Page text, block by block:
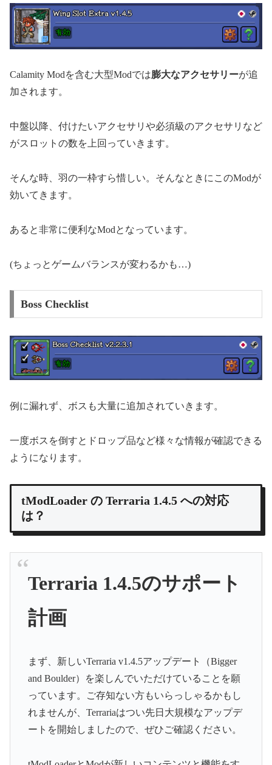
Calamity Modを含む大型Modでは膨大なアクセサリーが追
加されます。
中盤以降、付けたいアクセサリや必須級のアクセサリなど
がスロットの数を上回っていきます。
そんな時、羽の一枠すら惜しい。そんなときにこのModが
効いてきます。
あると非常に便利なModとなっています。
(ちょっとゲームバランスが変わるかも…)
Boss Checklist
例に漏れず、ボスも大量に追加されていきます。
一度ボスを倒すとドロップ品など様々な情報が確認できる
ようになります。
tModLoader の Terraria 1.4.5 への対応
は？
Terraria 1.4.5のサポート
計画
まず、新しいTerraria v1.4.5アップデート（Bigger
and Boulder）を楽しんでいただけていることを願
っています。ご存知ない方もいらっしゃるかもし
れませんが、Terrariaはつい先日大規模なアップデ
ートを開始しましたので、ぜひご確認ください。